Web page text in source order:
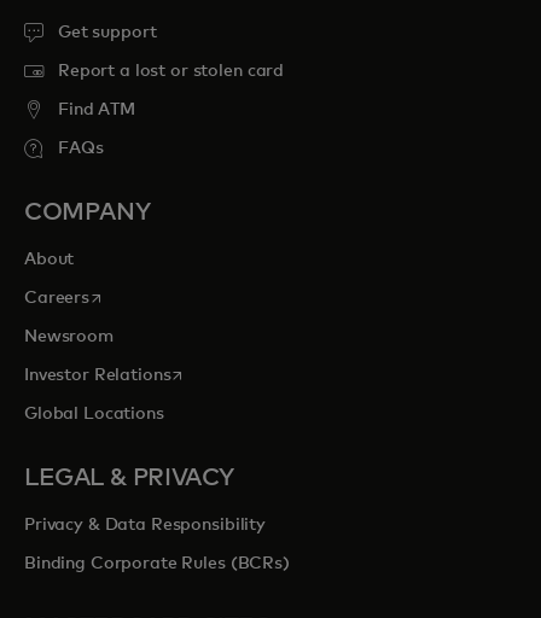
Get support
Report a lost or stolen card
Find ATM
FAQs
COMPANY
About
Careersopens in a new tab
Newsroom
Investor Relationsopens in a new tab
Global Locations
LEGAL & PRIVACY
Privacy & Data Responsibility
Binding Corporate Rules (BCRs)